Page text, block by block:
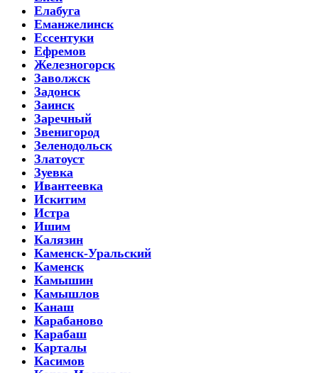
Елабуга
Еманжелинск
Ессентуки
Ефремов
Железногорск
Заволжск
Задонск
Заинск
Заречный
Звенигород
Зеленодольск
Златоуст
Зуевка
Ивантеевка
Искитим
Истра
Ишим
Калязин
Каменск-Уральский
Каменск
Камышин
Камышлов
Канаш
Карабаново
Карабаш
Карталы
Касимов